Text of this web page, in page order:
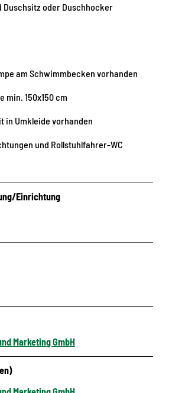
Duschsitz oder Duschhocker
am Schwimmbecken vorhanden
min. 150x150 cm
in Umkleide vorhanden
und Rollstuhlfahrer-WC
Einrichtung
Marketing GmbH